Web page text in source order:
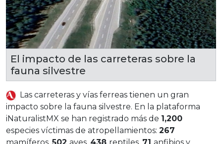
El impacto de las carreteras sobre la
fauna silvestre
Las carreteras y vías ferreas tienen un gran
impacto sobre la fauna silvestre. En la plataforma
iNaturalistMX se han registrado más de 1,200
especies víctimas de atropellamientos: 267